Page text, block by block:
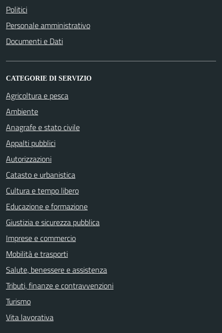
Politici
Personale amministrativo
Documenti e Dati
CATEGORIE DI SERVIZIO
Agricoltura e pesca
Ambiente
Anagrafe e stato civile
Appalti pubblici
Autorizzazioni
Catasto e urbanistica
Cultura e tempo libero
Educazione e formazione
Giustizia e sicurezza pubblica
Imprese e commercio
Mobilità e trasporti
Salute, benessere e assistenza
Tributi, finanze e contravvenzioni
Turismo
Vita lavorativa